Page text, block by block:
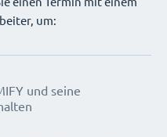
um:
und seine